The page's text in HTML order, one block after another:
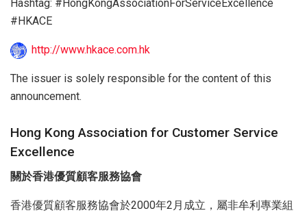
Hashtag: #HongKongAssociationForServiceExcellence
#HKACE
http://www.hkace.com.hk
The issuer is solely responsible for the content of this
announcement.
Hong Kong Association for Customer Service
Excellence
關於香港優質顧客服務協會
香港優質顧客服務協會於2000年2月成立，屬非牟利專業組